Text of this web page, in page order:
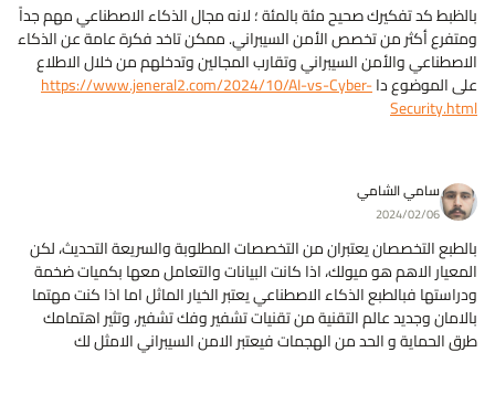
بالظبط كد تفكيرك صحيح مئة بالمئة ؛ لانه مجال الذكاء الاصطناعي مهم جداً
ومتفرع أكثر من تخصص الأمن السيبراني. ممكن تاخد فكرة عامة عن الذكاء
الاصطناعي والأمن السيبراني وتقارب المجالين وتدخلهم من خلال الاطلاع
على الموضوع داhttps://www.jeneral2.com/2024/10/AI-vs-Cyber-
Security.html
سامي الشامي
2024/02/06
بالطبع التخصصان يعتبران من التخصصات المطلوبة والسريعة التحديث، لكن
المعيار الاهم هو ميولك، اذا كانت البيانات والتعامل معها بكميات ضخمة
ودراستها فبالطبع الذكاء الاصطناعي يعتبر الخيار الماثل اما اذا كنت مهتما
بالامان وجديد عالم التقنية من تقنيات تشفير وفك تشفير، وتثير اهتمامك
طرق الحماية و الحد من الهجمات فيعتبر الامن السيبراني الامثل لك